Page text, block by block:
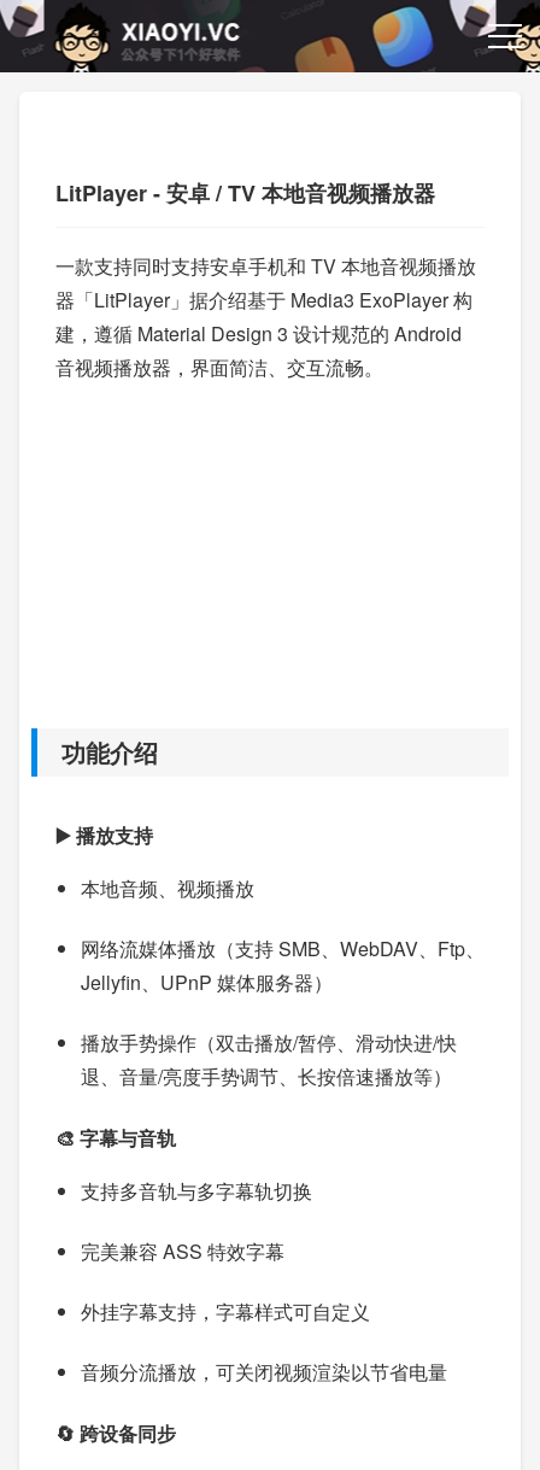
LitPlayer - 安卓 / TV 本地音视频播放器
一款支持同时支持安卓手机和 TV 本地音视频播放
器「LitPlayer」据介绍基于 Media3 ExoPlayer 构
建，遵循 Material Design 3 设计规范的 Android
音视频播放器，界面简洁、交互流畅。
功能介绍
▶️ 播放支持
本地音频、视频播放
网络流媒体播放（支持 SMB、WebDAV、Ftp、
Jellyfin、UPnP 媒体服务器）
播放手势操作（双击播放/暂停、滑动快进/快
退、音量/亮度手势调节、长按倍速播放等）
🎨 字幕与音轨
支持多音轨与多字幕轨切换
完美兼容 ASS 特效字幕
外挂字幕支持，字幕样式可自定义
音频分流播放，可关闭视频渲染以节省电量
🔄 跨设备同步